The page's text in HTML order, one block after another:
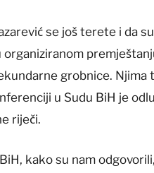
se još terete i da
organiziranom
grobnice. Njima
u Sudu BiH je
riječi.
kako su nam